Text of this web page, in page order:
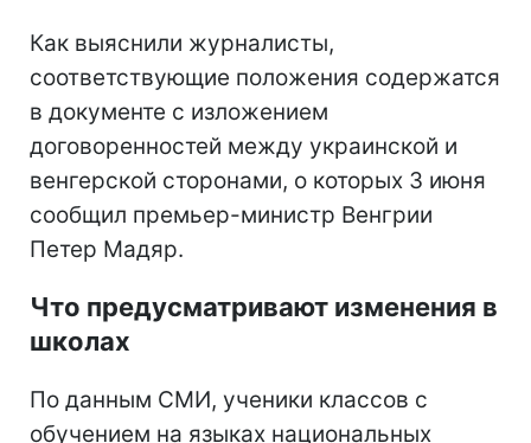
Как выяснили журналисты,
соответствующие положения содержатся
в документе с изложением
договоренностей между украинской и
венгерской сторонами, о которых 3 июня
сообщил премьер-министр Венгрии
Петер Мадяр.
Что предусматривают изменения в
школах
По данным СМИ, ученики классов с
обучением на языках национальных